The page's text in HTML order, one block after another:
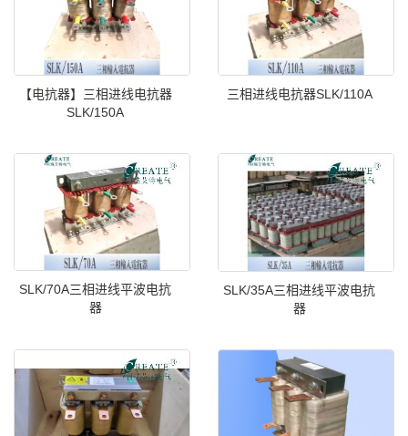
【电抗器】三相进线电抗器
SLK/150A
三相进线电抗器SLK/110A
SLK/70A三相进线平波电抗
器
SLK/35A三相进线平波电抗
器